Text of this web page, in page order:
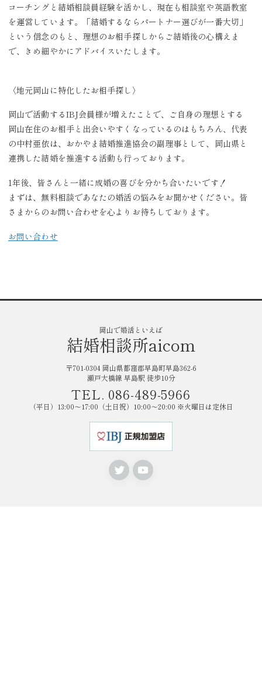
コーチングと結婚相談員経験を活かし、現在も相談室や英語教室
を運営しています。「結婚するならパートナー選びが一番大切」
という信念のもと、理想のお相手探しからご結婚後の心構えま
で、きめ細やかにアドバイスいたします。
〈地元岡山に特化したお相手探し〉
岡山で活動するIBJ会員様が増えたことで、ご自身の理想とする
岡山在住のお相手と出会いやすくなっているのはもちろん、代表
の中村亜依は、おかやま結婚推進協会の副理事として、岡山県と
連携した結婚を推進する活動も行っております。
1年後、皆さんと一緒に成婚の喜びを分かち合いたいです！
まずは、無料相談であなたの婚活の悩みをお聞かせください。皆
さまからのお問い合わせを心よりお待ちしております。
お問い合わせ
岡山で婚活といえば
結婚相談所aicom
〒701-0304 岡山県都窪郡早島町早島362-6
瀬戸大橋線 早島駅 徒歩10分
TEL. 086-489-5966
（平日）13:00〜17:00（土日祝）10:00〜20:00 ※火曜日は定休日